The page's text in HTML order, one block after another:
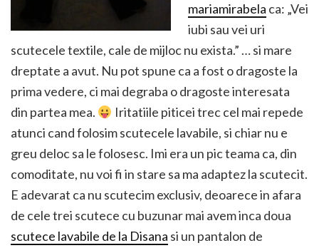
mariamirabela ca: „Vei
iubi sau vei uri
scutecele textile, cale de mijloc nu exista.” … si mare
dreptate a avut. Nu pot spune ca a fost o dragoste la
prima vedere, ci mai degraba o dragoste interesata
din partea mea.
Iritatiile piticei trec cel mai repede
atunci cand folosim scutecele lavabile, si chiar nu e
greu deloc sa le folosesc. Imi era un pic teama ca, din
comoditate, nu voi fi in stare sa ma adaptez la scutecit.
E adevarat ca nu scutecim exclusiv, deoarece in afara
de cele trei scutece cu buzunar mai avem inca doua
scutece lavabile de la Disana si un pantalon de